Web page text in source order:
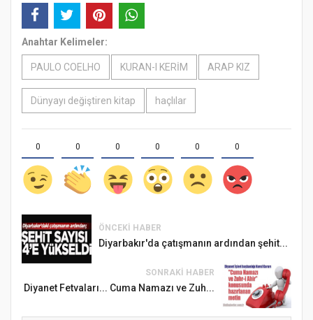
Anahtar Kelimeler:
PAULO COELHO KURAN-I KERİM ARAP KIZ
Dünyayı değiştiren kitap haçlılar
0 0 0 0 0 0
ÖNCEKI HABER
Diyarbakır'da çatışmanın ardından şehit...
SONRAKI HABER
Diyanet Fetvaları... Cuma Namazı ve Zuh...